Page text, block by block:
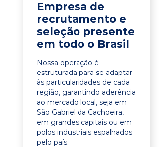
Empresa de
recrutamento e
seleção presente
em todo o Brasil
Nossa operação é
estruturada para se adaptar
às particularidades de cada
região, garantindo aderência
ao mercado local, seja em
São Gabriel da Cachoeira,
em grandes capitais ou em
polos industriais espalhados
pelo país.